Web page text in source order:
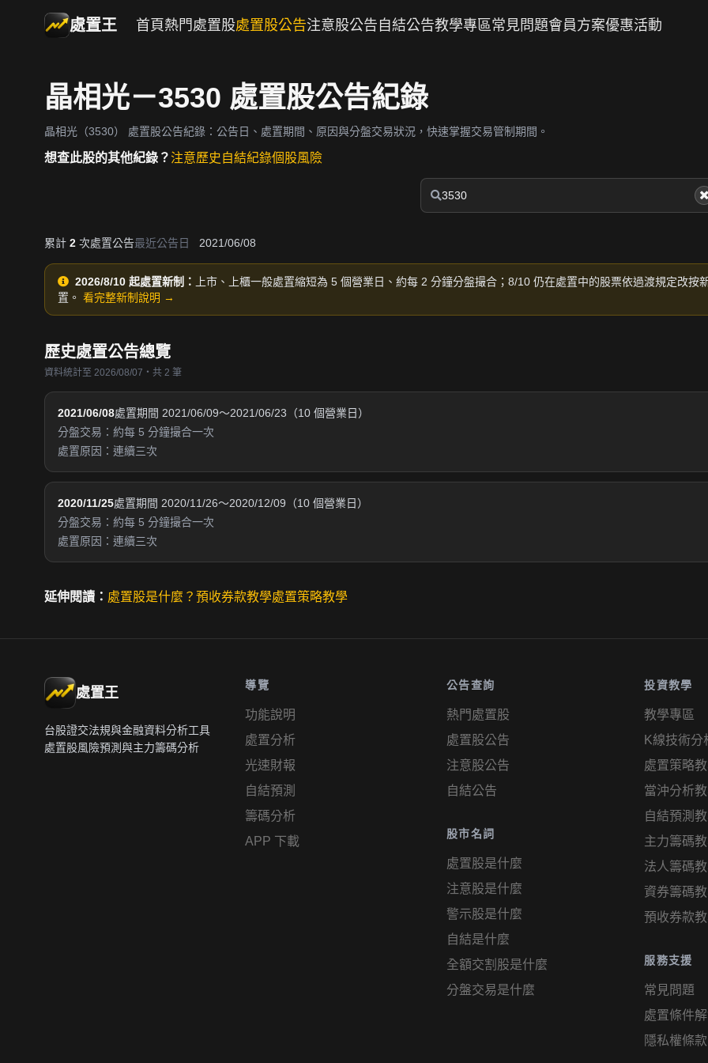
處置王 首頁 熱門處置股處置股公告注意股公告 自結公告教學專區常見問題會員方案優惠活動
晶相光－3530 處置股公告紀錄
晶相光（3530） 處置股公告紀錄：公告日、處置期間、原因與分盤交易狀況，快速掌握交易管制期間。
想查此股的其他紀錄？注意歷史自結紀錄個股風險
累計 2 次處置公告最近公告日 2021/06/08
2026/8/10 起處置新制：
上市、上櫃一般處置縮短為 5 個營業日、約每 2 分鐘分盤撮合；8/10 仍在處置中的股票依過渡規定改
置。 看完整新制說明 →
歷史處置公告總覽
資料統計至 2026/08/07・共 2 筆
2021/06/08處置期間 2021/06/09～2021/06/23（10 個營業日）
分盤交易：約每 5 分鐘撮合一次
處置原因：連續三次
2020/11/25處置期間 2020/11/26～2020/12/09（10 個營業日）
分盤交易：約每 5 分鐘撮合一次
處置原因：連續三次
延伸閱讀： 處置股是什麼？ 預收券款教學處置策略教學
處置王
台股證交法規與金融資料分析工具
處置股風險預測與主力籌碼分析
導覽
功能說明
處置分析
光速財報
自結預測
籌碼分析
APP 下載
公告查詢
熱門處置股
處置股公告
注意股公告
自結公告
股市名詞
處置股是什麼
注意股是什麼
警示股是什麼
自結是什麼
全額交割股是什麼
分盤交易是什麼
投資教學
教學專區
K線技術分
處置策略
當沖分析
自結預測
主力籌碼
法人籌碼
資券籌碼
預收券款
服務支援
常見問題
處置條件
隱私權條款